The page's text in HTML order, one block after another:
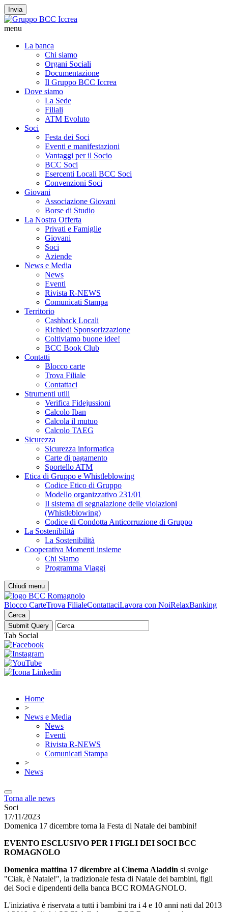
Invia
menu
La banca
Chi siamo
Organi Sociali
Documentazione
Il Gruppo BCC Iccrea
Dove siamo
La Sede
Filiali
ATM Evoluto
Soci
Festa dei Soci
Eventi e manifestazioni
Vantaggi per il Socio
BCC Soci
Esercenti Locali BCC Soci
Convenzioni Soci
Giovani
Associazione Giovani
Borse di Studio
La Nostra Offerta
Privati e Famiglie
Giovani
Soci
Aziende
News e Media
News
Eventi
Rivista R-NEWS
Comunicati Stampa
Territorio
Cashback Locali
Richiedi Sponsorizzazione
Coltiviamo buone idee!
BCC Book Club
Contatti
Blocco carte
Trova Filiale
Contattaci
Strumenti utili
Verifica Fidejussioni
Calcolo Iban
Calcola il mutuo
Calcolo TAEG
Sicurezza
Sicurezza informatica
Carte di pagamento
Sportello ATM
Etica di Gruppo e Whistleblowing
Codice Etico di Gruppo
Modello organizzativo 231/01
Il sistema di segnalazione delle violazioni
(Whistleblowing)
Codice di Condotta Anticorruzione di Gruppo
La Sostenibilità
La Sostenibilità
Cooperativa Momenti insieme
Chi Siamo
Programma Viaggi
Chiudi menu
Blocco CarteTrova FilialeContattaciLavora con NoiRelaxBanking
Cerca
Tab Social
Home
>
News e Media
News
Eventi
Rivista R-NEWS
Comunicati Stampa
>
News
Torna alle news
Soci
17/11/2023
Domenica 17 dicembre torna la Festa di Natale dei bambini!
EVENTO ESCLUSIVO PER I FIGLI DEI SOCI BCC
ROMAGNOLO
Domenica mattina 17 dicembre al Cinema Aladdin si svolge
"Ciak, è Natale!", la tradizionale festa di Natale dei bambini, figli
dei Soci e dipendenti della banca BCC ROMAGNOLO.
L'iniziativa è riservata a tutti i bambini tra i 4 e 10 anni nati dal 2013